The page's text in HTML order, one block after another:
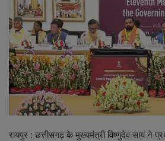
रायपुर : छत्तीसगढ़ के मुख्यमंत्री विष्णुदेव साय ने